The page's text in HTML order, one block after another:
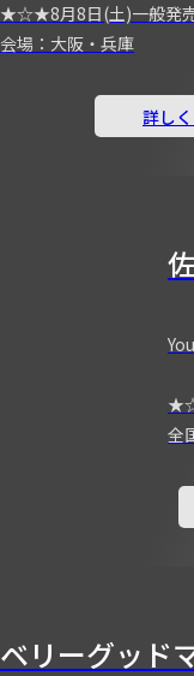
★☆★8月8日(土)一般
会場：大阪・兵庫
詳し
全
ベリーグッド